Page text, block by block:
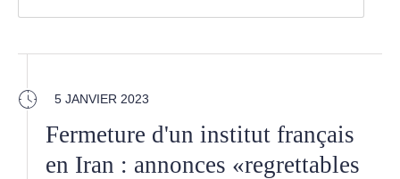
5 JANVIER 2023
Fermeture d'un institut français
en Iran : annonces «regrettables